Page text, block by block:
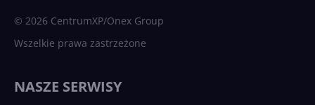
© 2026 CentrumXP/Onex Group
Wszelkie prawa zastrzeżone
NASZE SERWISY